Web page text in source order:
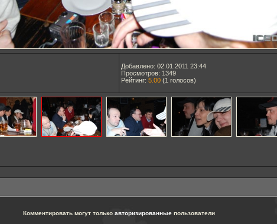
Добавлено: 02.01.2011 23:44
Просмотров: 1349
Рейтинг: 5.00 (1 голосов)
Комментировать могут только авторизированныепользователи